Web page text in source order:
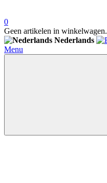
0
Geen artikelen in winkelwagen.
Nederlands
Menu